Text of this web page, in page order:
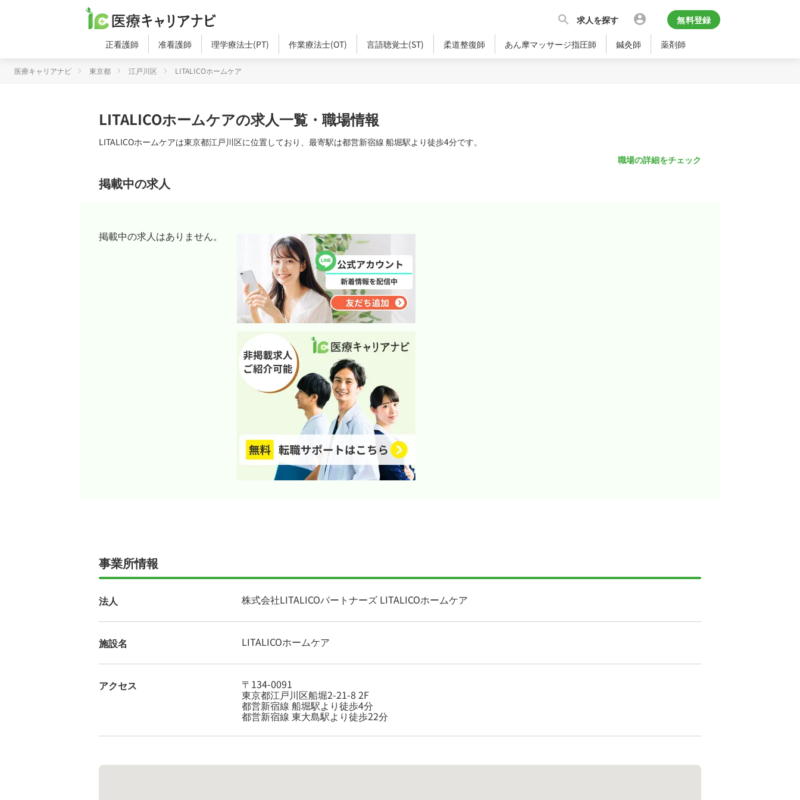
求人を探す 無料登録
正看護師 准看護師 理学療法士(PT) 作業療法士(OT) 言語聴覚士(ST) 柔道整復師 あん摩マッサージ指圧師 鍼灸師 薬剤師
医療キャリアナビ 東京都 江戸川区 LITALICOホームケア
LITALICOホームケアの求人一覧・職場情報
LITALICOホームケアは東京都江戸川区に位置しており、最寄駅は都営新宿線 船堀駅より徒歩4分です。
職場の詳細をチェック
掲載中の求人
掲載中の求人はありません。
事業所情報
法人 株式会社LITALICOパートナーズ LITALICOホームケア
施設名 LITALICOホームケア
アクセス 〒134-0091
東京都江戸川区船堀2-21-8 2F
都営新宿線 船堀駅より徒歩4分
都営新宿線 東大島駅より徒歩22分